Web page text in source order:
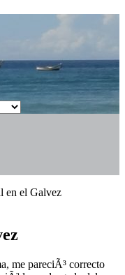
en el Galvez
me pareciÃ³ correcto